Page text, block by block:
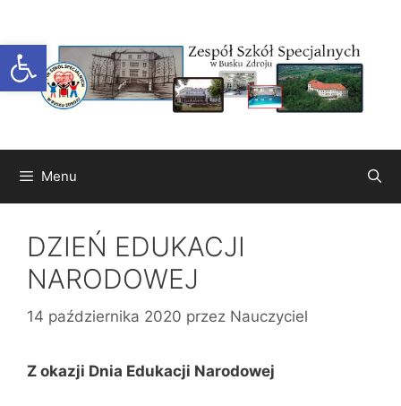
Otwórz pasek narzędzi
treści
Menu
DZIEŃ EDUKACJI
NARODOWEJ
14 października 2020 przez Nauczyciel
Z okazji Dnia Edukacji Narodowej